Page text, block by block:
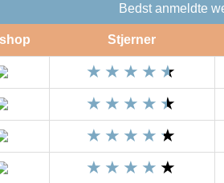
Bedst anmeldte
Stjerner